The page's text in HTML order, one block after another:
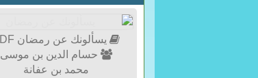
يسألونك عن رمضان PDF
حسام الدين بن موسى
محمد بن عفانة